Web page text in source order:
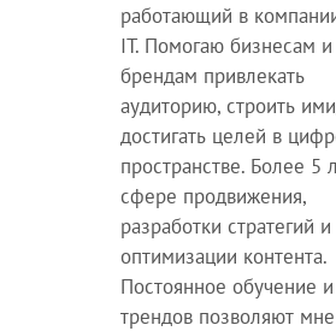
работающий в
IT. Помогаю бизнесам и
брендам привлекать
аудиторию, строить
достигать целей в
пространстве. Более 5
сфере продвижения,
разработки стратегий и
оптимизации контента.
Постоянное обучение
трендов позволяют мне